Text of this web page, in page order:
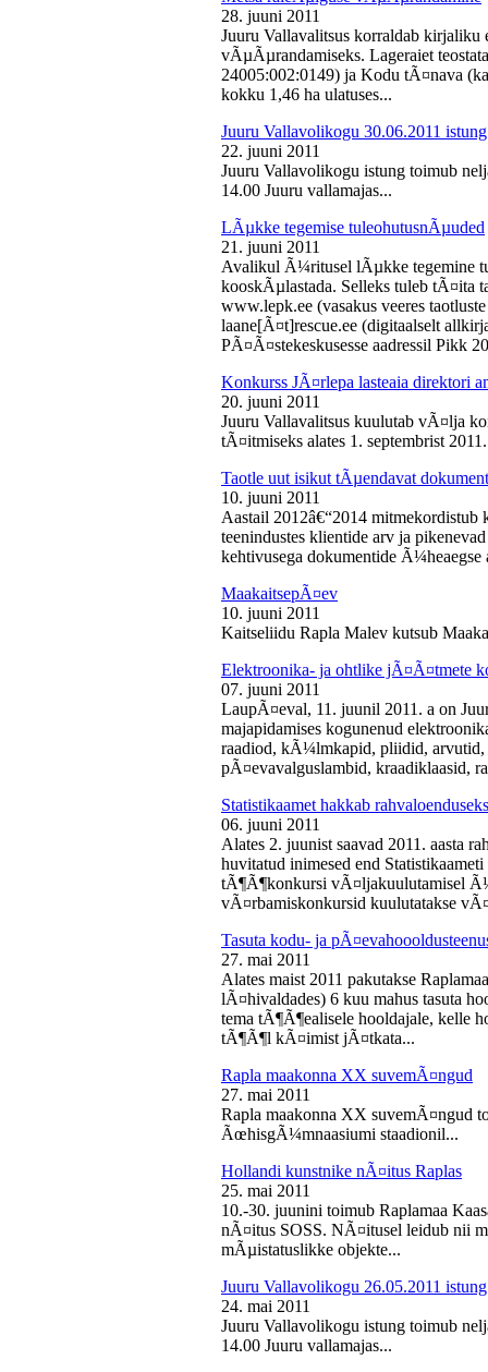
28. juuni 2011
Juuru Vallavalitsus korraldab kirjaliku
vÃµÃµrandamiseks. Lageraiet
24005:002:0149) ja Kodu tÃ¤nava
kokku 1,46 ha ulatuses...
Juuru Vallavolikogu 30.06.2011 istung
22. juuni 2011
Juuru Vallavolikogu istung toimub
14.00 Juuru vallamajas...
LÃµkke tegemise tuleohutusnÃµuded
21. juuni 2011
Avalikul Ã¼ritusel lÃµkke tegemine
kooskÃµlastada. Selleks tuleb tÃ¤ita
www.lepk.ee (vasakus veeres
laane[Ã¤t]rescue.ee (digitaalselt
PÃ¤Ã¤stekeskusesse aadressil Pikk
Konkurss JÃ¤rlepa lasteaia direktori
20. juuni 2011
Juuru Vallavalitsus kuulutab vÃ¤lja
tÃ¤itmiseks alates 1. septembrist
Taotle uut isikut tÃµendavat
10. juuni 2011
Aastail 2012â€“2014
teenindustes klientide arv ja
kehtivusega dokumentide Ã¼heaegse
MaakaitsepÃ¤ev
10. juuni 2011
Kaitseliidu Rapla Malev kutsub
Elektroonika- ja ohtlike jÃ¤Ã¤tmete
07. juuni 2011
LaupÃ¤eval, 11. juunil 2011. a on
majapidamises kogunenud
raadiod, kÃ¼lmkapid, pliidid,
pÃ¤evavalguslambid, kraadiklaasid,
Statistikaamet hakkab
06. juuni 2011
Alates 2. juunist saavad 2011. aasta
huvitatud inimesed end
tÃ¶Ã¶konkursi vÃ¤ljakuulutamisel
vÃ¤rbamiskonkursid kuulutatakse
Tasuta kodu- ja
27. mai 2011
Alates maist 2011 pakutakse
lÃ¤hivaldades) 6 kuu mahus tasuta
tema tÃ¶Ã¶ealisele hooldajale, kelle
tÃ¶Ã¶l kÃ¤imist jÃ¤tkata...
Rapla maakonna XX suvemÃ¤ngud
27. mai 2011
Rapla maakonna XX suvemÃ¤ngud
ÃœhisgÃ¼mnaasiumi staadionil...
Hollandi kunstnike nÃ¤itus Raplas
25. mai 2011
10.-30. juunini toimub Raplamaa
nÃ¤itus SOSS. NÃ¤itusel leidub nii
mÃµistatuslikke objekte...
Juuru Vallavolikogu 26.05.2011 istung
24. mai 2011
Juuru Vallavolikogu istung toimub
14.00 Juuru vallamajas...